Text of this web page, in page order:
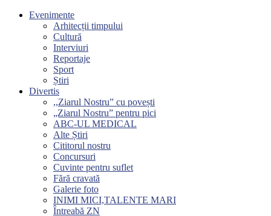
Evenimente
Arhitecții timpului
Cultură
Interviuri
Reportaje
Sport
Știri
Divertis
,,Ziarul Nostru” cu povești
„Ziarul Nostru” pentru pici
ABC-UL MEDICAL
Alte Știri
Cititorul nostru
Concursuri
Cuvinte pentru suflet
Fără cravată
Galerie foto
INIMI MICI,TALENTE MARI
Întreabă ZN